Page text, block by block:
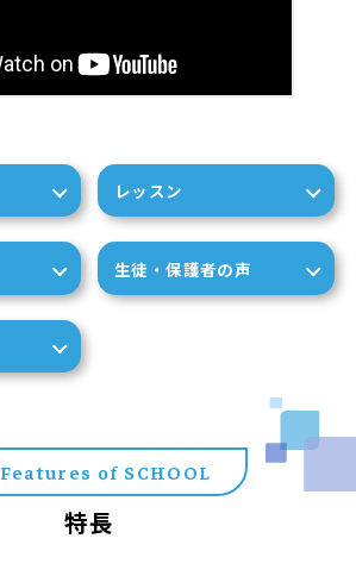
レッスン
生徒・保護者の声
Features of SCHOOL
特長